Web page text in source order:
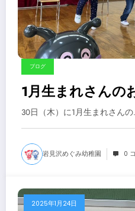
ブログ
1月生まれさんの
30日（木）に1月生まれさん
岩見沢めぐみ幼稚園 0
2025年1月24日